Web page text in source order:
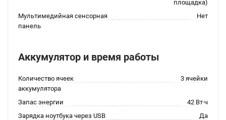
площадка)
Мультимедийная сенсорная
панель
Нет
Аккумулятор и время работы
Количество ячеек
аккумулятора
3 ячейки
Запас энергии
42 Вт·ч
Зарядка ноутбука через USB
Да